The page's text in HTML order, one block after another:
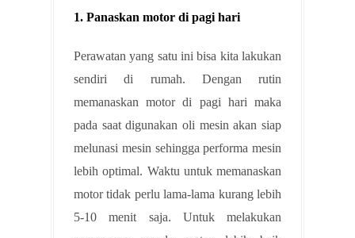
1. Panaskan motor di pagi hari
Perawatan yang satu ini bisa kita lakukan
sendiri di rumah. Dengan rutin
memanaskan motor di pagi hari maka
pada saat digunakan oli mesin akan siap
melunasi mesin sehingga performa mesin
lebih optimal. Waktu untuk memanaskan
motor tidak perlu lama-lama kurang lebih
5-10 menit saja. Untuk melakukan